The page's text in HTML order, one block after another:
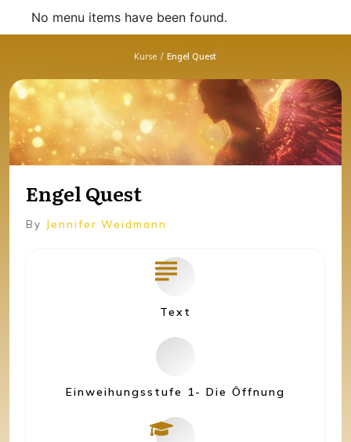
No menu items have been found.
Kurse / Engel Quest
Engel Quest
By Jennifer Weidmann
Text
Einweihungsstufe 1- Die Öffnung